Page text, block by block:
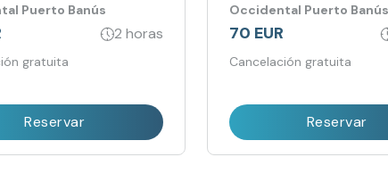
Puerto Banús.
Puerto Banús
2 horas
gratuita
Reservar
Occidental Puerto Banús
70 EUR
Cancelación gratuita
Reservar